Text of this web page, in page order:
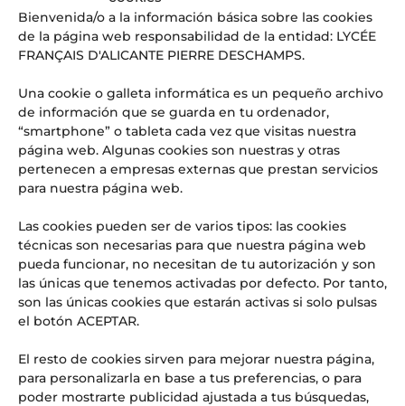
Bienvenida/o a la información básica sobre las cookies
de la página web responsabilidad de la entidad: LYCÉE
FRANÇAIS D'ALICANTE PIERRE DESCHAMPS.
Una cookie o galleta informática es un pequeño archivo
de información que se guarda en tu ordenador,
“smartphone” o tableta cada vez que visitas nuestra
página web. Algunas cookies son nuestras y otras
pertenecen a empresas externas que prestan servicios
para nuestra página web.
Las cookies pueden ser de varios tipos: las cookies
técnicas son necesarias para que nuestra página web
pueda funcionar, no necesitan de tu autorización y son
las únicas que tenemos activadas por defecto. Por tanto,
son las únicas cookies que estarán activas si solo pulsas
el botón ACEPTAR.
El resto de cookies sirven para mejorar nuestra página,
para personalizarla en base a tus preferencias, o para
poder mostrarte publicidad ajustada a tus búsquedas,
El ‘superpoder’ que las empresas del futuro buscan (y que
se aprende en las aulas del LFIA)
Web Radio LFI Alicante #4
GEOGRAFÍA
¡URGENTE! OFERTA DE EMPLEO: PROFESOR/A DE INGLÉS
PARA SUSTITUCIONES PUNTUALES
Comentarios recientes
en los medios: Referente en educación internacional y
excelencia